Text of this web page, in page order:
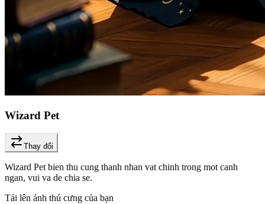
Wizard Pet
Thay đổi
Wizard Pet bien thu cung thanh nhan vat chinh trong mot canh
ngan, vui va de chia se.
Tải lên ảnh thú cưng của bạn